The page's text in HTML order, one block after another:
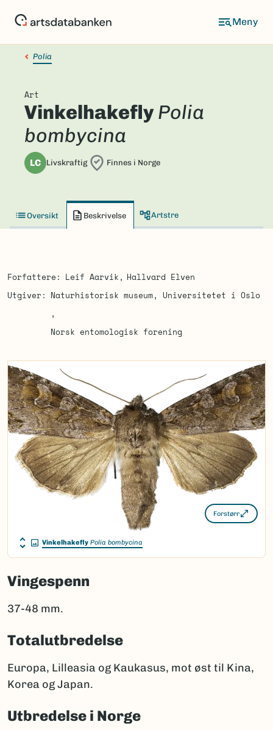
Polia
Art
VinkelhakeflyPolia
bombycina
LC Livskraftig Finnes i Norge
Oversikt Beskrivelse Artstre
Forfattere Leif Aarvik
Hallvard Elven
Utgiver
Naturhistorisk museum, Universitetet i Oslo
Norsk entomologisk forening
Forstørr
Vinkelhakefly Polia bombycina
Vingespenn
37-48 mm.
Totalutbredelse
Europa, Lilleasia og Kaukasus, mot øst til Kina,
Korea og Japan.
Utbredelse i Norge